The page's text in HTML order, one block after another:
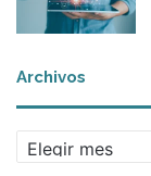
Archivos
r